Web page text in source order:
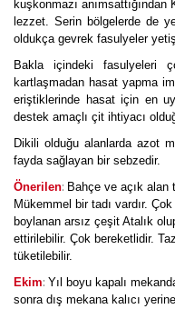
kuşkonmazı
lezzet. Serin bölgelerde de
oldukça gevrek fasulyeler
Bakla içindeki fasulyeleri
kartlaşmadan hasat yapma
eriştiklerinde hasat için en
destek amaçlı çit ihtiyacı
Dikili olduğu alanlarda azot
fayda sağlayan bir sebzedir.
Önerilen: Bahçe ve açık
Mükemmel bir tadı vardır.
boylanan arsız çeşit Atalık
ettirilebilir. Çok bereketlidir.
tüketilebilir.
Ekim: Yıl boyu kapalı
sonra dış mekana kalıcı